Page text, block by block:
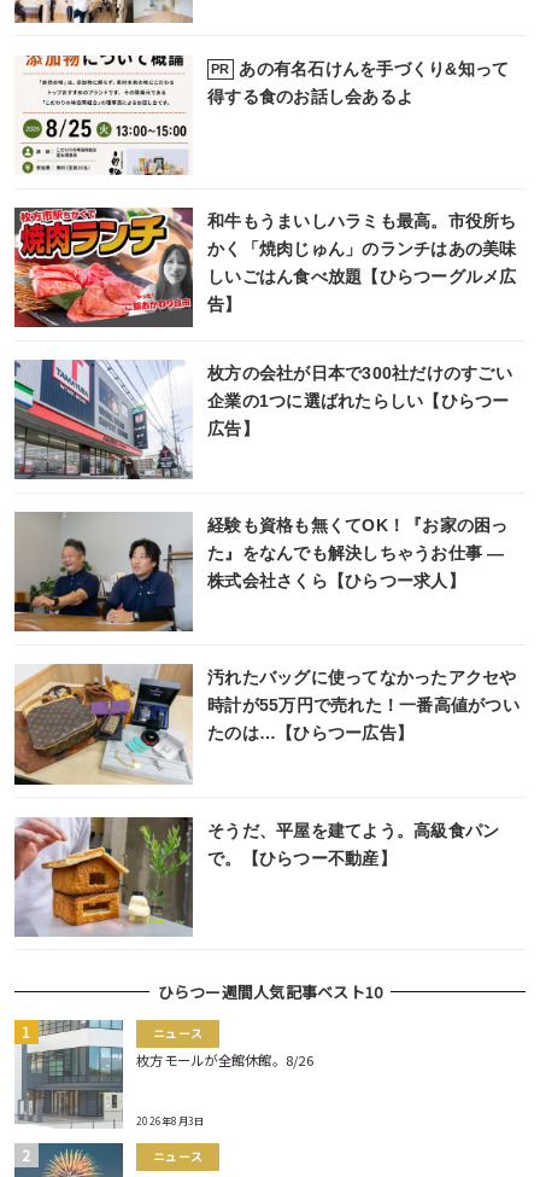
PR
あの有名石けんを手づくり&知って
得する食のお話し会あるよ
和牛もうまいしハラミも最高。市役所ち
かく「焼肉じゅん」のランチはあの美味
しいごはん食べ放題【ひらつーグルメ広
告】
枚方の会社が日本で300社だけのすごい
企業の1つに選ばれたらしい【ひらつー
広告】
経験も資格も無くてOK！『お家の困っ
た』をなんでも解決しちゃうお仕事 ―
株式会社さくら【ひらつー求人】
汚れたバッグに使ってなかったアクセや
時計が55万円で売れた！一番高値がつい
たのは…【ひらつー広告】
そうだ、平屋を建てよう。高級食パン
で。【ひらつー不動産】
ひらつー週間人気記事ベスト10
ニュース
枚方モールが全館休館。8/26
2026年8月3日
ニュース